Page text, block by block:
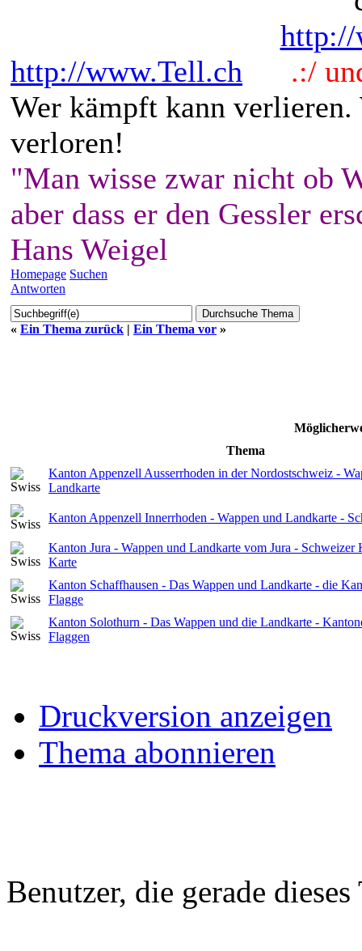
http://
http://www.Tell.ch
.:/
Wer kämpft kann
verloren!
"Man wisse zwar nicht ob
aber dass er den Gessler
Hans Weigel
Homepage Suchen
Antworten
« Ein Thema zurück | Ein Thema vor »
Thema
Kanton Appenzell Ausserrhoden in der Nordostschweiz -
Landkarte
Kanton Appenzell Innerrhoden - Wappen und Landkarte -
Kanton Jura - Wappen und Landkarte vom Jura - Schweizer
Karte
Kanton Schaffhausen - Das Wappen und Landkarte - die
Flagge
Kanton Solothurn - Das Wappen und die Landkarte -
Flaggen
Druckversion anzeigen
Thema abonnieren
Benutzer, die gerade